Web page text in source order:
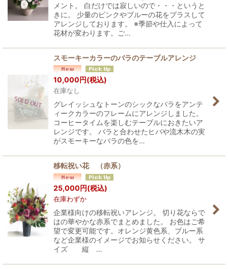
メント。 白だけでは寂しいので・・・というと
きに。 少量のピンクやブルーの花をプラスして
アレンジしております。 ※季節や仕入によって
花材が変わります。ご…
スモーキーカラーのバラのテーブルアレンジ
10,000円(税込)
在庫なし
グレイッシュなトーンのシックなバラをアンテ
ィークカラーのフレームにアレンジしました。
コーヒータイムを楽しむテーブルにおきたいア
レンジです。 バラと合わせたヒバや流木木の実
がスモーキーなバラの色を…
移転祝い花 （赤系）
25,000円(税込)
在庫わずか
企業様向けの移転祝いアレンジ。 切り花ならで
はの華やかな赤系でまとめました。 お色はご希
望で変更可能です。オレンジ黄色系、ブルー系
など企業様のイメージでお知らせください。 サ
イズ 縦 …